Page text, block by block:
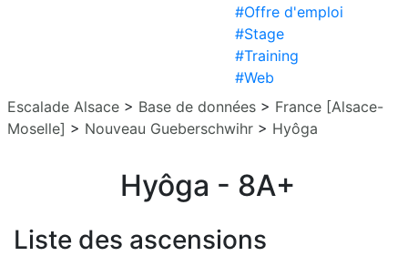
#Offre d'emploi
#Stage
#Training
#Web
Escalade Alsace > Base de données > France [Alsace-
Moselle] > Nouveau Gueberschwihr > Hyôga
Hyôga - 8A+
Liste des ascensions